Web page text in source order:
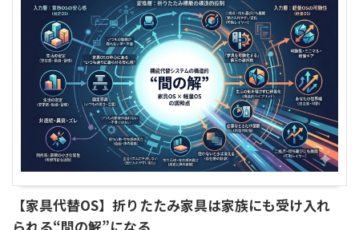
【家具代替OS】折りたたみ家具は家族にも受け入れ